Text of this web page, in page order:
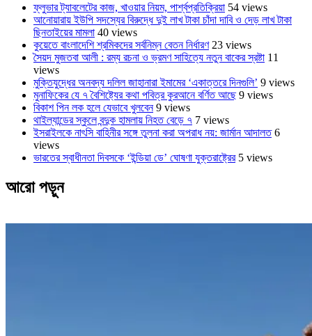
ফ্লুভার ট্যাবলেটের কাজ, খাওয়ার নিয়ম, পার্শ্বপ্রতিক্রিয়া 54 views
আনোয়ারায় ইউপি সদস্যের বিরুদ্ধে দুই লাখ টাকা চাঁদা দাবি ও দেড় লাখ টাকা
ছিনতাইয়ের মামলা 40 views
কুয়েতে বাংলাদেশি শ্রমিকদের সর্বনিম্ন বেতন নির্ধারণ 23 views
সৈয়দ মুজতবা আলী : রম্য রচনা ও ভ্রমণ সাহিত্যে নতুন বাকের স্রষ্টা 11
views
মুক্তিযুদ্ধের অনবদ্য দলিল জাহানারা ইমামের ‘একাত্তরে দিনগুলি’ 9 views
মুনাফিকের যে ৭ বৈশিষ্ট্যের কথা পবিত্র কুরআনে বর্ণিত আছে 9 views
বিকাশ পিন লক হলে যেভাবে খুলবেন 9 views
থাইল্যান্ডের স্কুলে বন্দুক হামলায় নিহত বেড়ে ৭ 7 views
ইসরাইলকে নাৎসি বাহিনীর সঙ্গে তুলনা করা অপরাধ নয়: জার্মান আদালত 6
views
ভারতের স্বাধীনতা দিবসকে ‘ইন্ডিয়া ডে’ ঘোষণা যুক্তরাষ্ট্রের 5 views
আরো পড়ুন